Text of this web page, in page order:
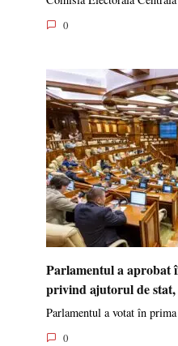
0
Parlamentul a aprobat
privind ajutorul de
Parlamentul a votat în
0